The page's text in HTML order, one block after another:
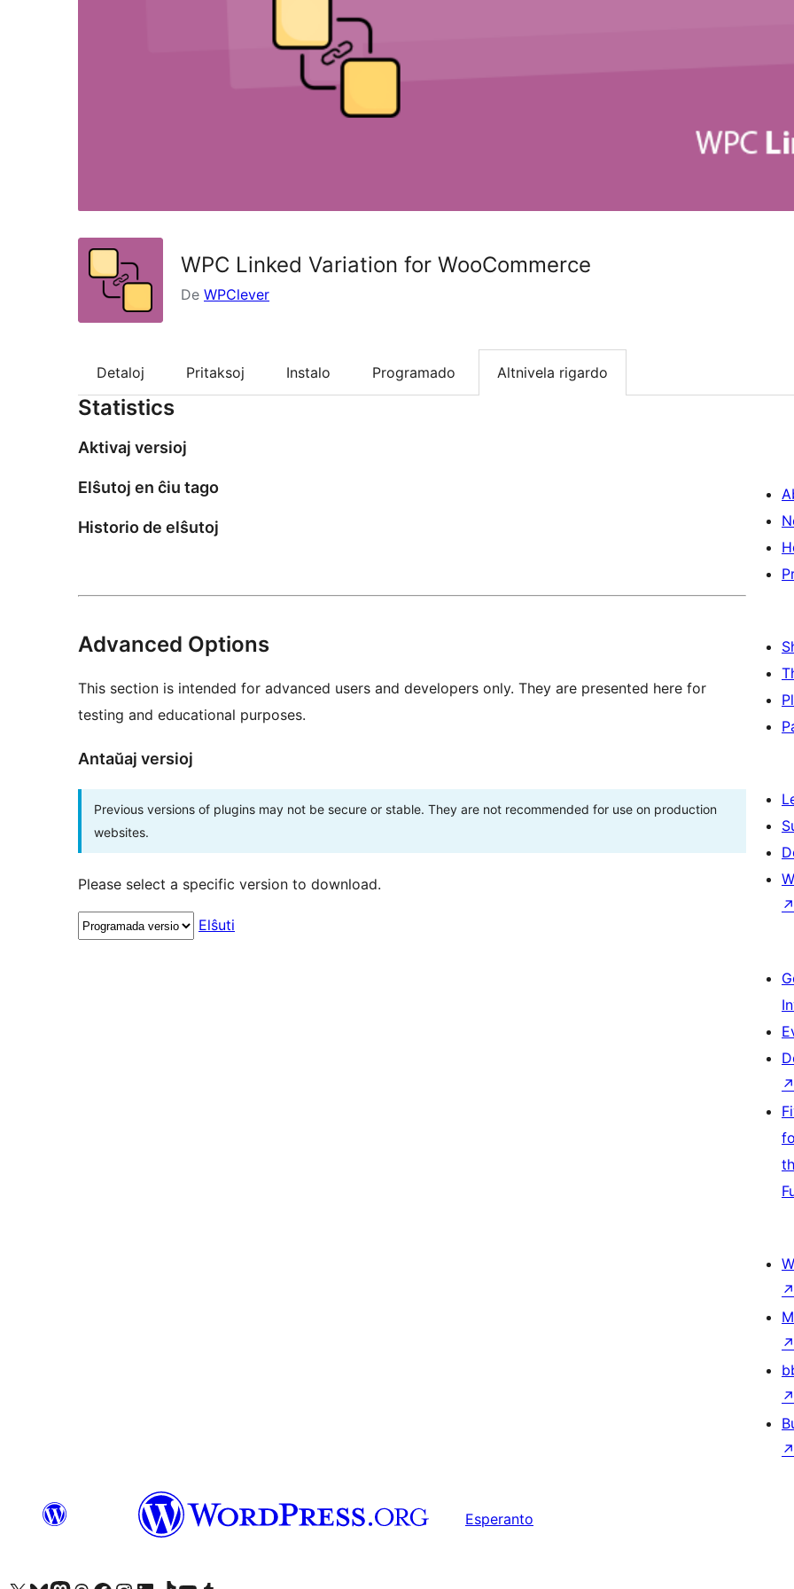
WPC Linked Variation for WooCommerce
De WPClever
Detaloj Pritaksoj Instalo Programado Altnivela rigardo
Statistics
Aktivaj versioj
Elŝutoj en ĉiu tago
Historio de elŝutoj
Advanced Options
This section is intended for advanced users and developers only. They are presented here for
testing and educational purposes.
Antaŭaj versioj
Previous versions of plugins may not be secure or stable. They are not recommended for use on production
websites.
Please select a specific version to download.
Elŝuti
↗
↗
↗
↗
↗
↗
Esperanto